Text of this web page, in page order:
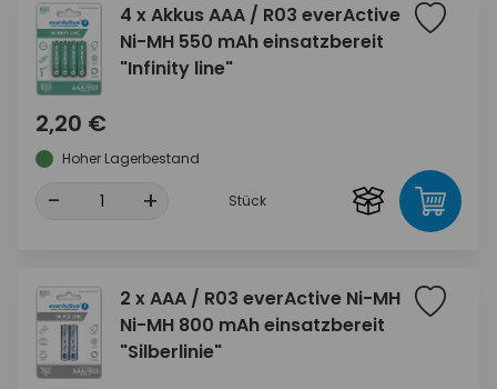
4 x Akkus AAA / R03 everActive
Ni-MH 550 mAh einsatzbereit
"Infinity line"
2,20 €
Hoher Lagerbestand
- + Stück
2 x AAA / R03 everActive Ni-MH
Ni-MH 800 mAh einsatzbereit
"Silberlinie"